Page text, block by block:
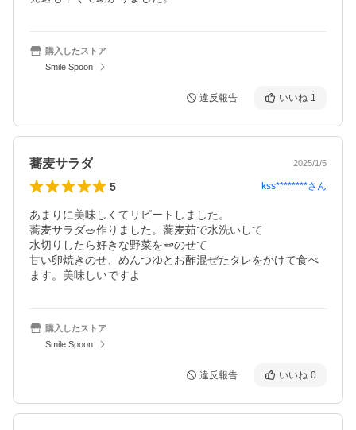
購入したストア
Smile Spoon
違反報告 いいね 1
蕎麦サラダ 2025/1/5
5 kss********さん
あまりに美味しくてリピートしました。
蕎麦サラダ🥗作りました。蕎麦茹で水洗いして
水切りしたら好きな野菜を🫛のせて
甘い卵焼きのせ、めんつゆとお酢混ぜたタレをかけて食べ
ます。美味しいですよ
購入したストア
Smile Spoon
違反報告 いいね 0